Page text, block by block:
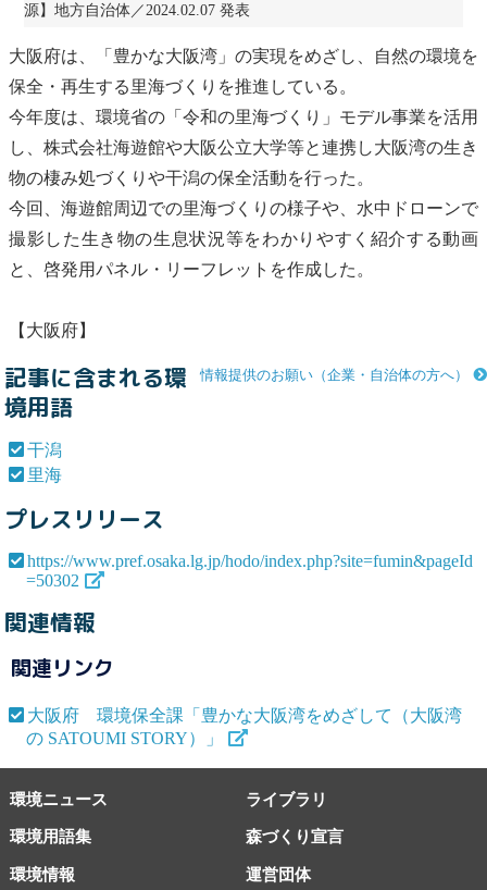
源】地方自治体／2024.02.07 発表
大阪府は、「豊かな大阪湾」の実現をめざし、自然の環境を
保全・再生する里海づくりを推進している。
今年度は、環境省の「令和の里海づくり」モデル事業を活用
し、株式会社海遊館や大阪公立大学等と連携し大阪湾の生き
物の棲み処づくりや干潟の保全活動を行った。
今回、海遊館周辺での里海づくりの様子や、水中ドローンで
撮影した生き物の生息状況等をわかりやすく紹介する動画
と、啓発用パネル・リーフレットを作成した。
【大阪府】
情報提供のお願い（企業・自治体の方へ）
記事に含まれる環
境用語
干潟
里海
プレスリリース
https://www.pref.osaka.lg.jp/hodo/index.php?site=fumin&pageId
=50302
関連情報
関連リンク
大阪府 環境保全課「豊かな大阪湾をめざして（大阪湾
の SATOUMI STORY）」
環境ニュース ライブラリ
環境用語集 森づくり宣言
環境情報 運営団体